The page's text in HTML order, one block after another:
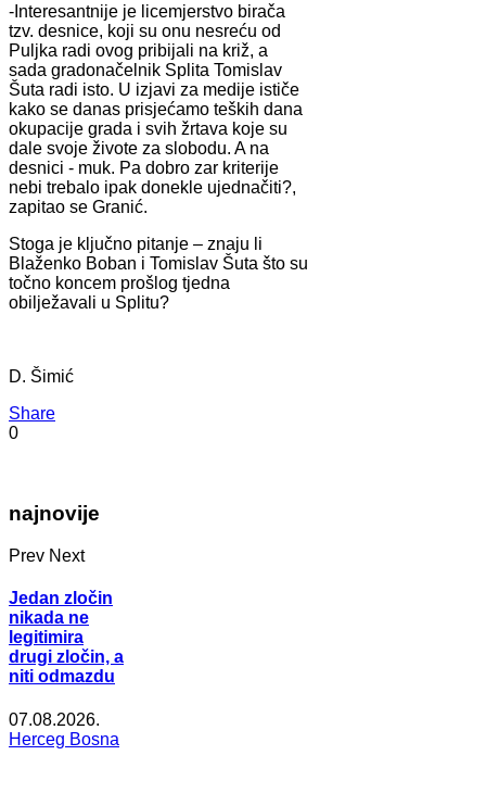
-Interesantnije je licemjerstvo birača
tzv. desnice, koji su onu nesreću od
Puljka radi ovog pribijali na križ, a
sada gradonačelnik Splita Tomislav
Šuta radi isto. U izjavi za medije ističe
kako se danas prisjećamo teških dana
okupacije grada i svih žrtava koje su
dale svoje živote za slobodu. A na
desnici - muk. Pa dobro zar kriterije
nebi trebalo ipak donekle ujednačiti?,
zapitao se Granić.
Stoga je ključno pitanje – znaju li
Blaženko Boban i Tomislav Šuta što su
točno koncem prošlog tjedna
obilježavali u Splitu?
D. Šimić
Share
0
najnovije
Prev Next
Jedan zločin
nikada ne
legitimira
drugi zločin, a
niti odmazdu
07.08.2026.
Herceg Bosna